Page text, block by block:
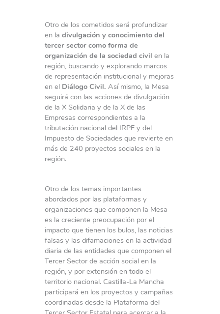
Otro de los cometidos será profundizar
en la divulgación y conocimiento del
tercer sector como forma de
organización de la sociedad civil en la
región, buscando y explorando marcos
de representación institucional y mejoras
en el Diálogo Civil. Así mismo, la Mesa
seguirá con las acciones de divulgación
de la X Solidaria y de la X de las
Empresas correspondientes a la
tributación nacional del IRPF y del
Impuesto de Sociedades que revierte en
más de 240 proyectos sociales en la
región.
Otro de los temas importantes
abordados por las plataformas y
organizaciones que componen la Mesa
es la creciente preocupación por el
impacto que tienen los bulos, las noticias
falsas y las difamaciones en la actividad
diaria de las entidades que componen el
Tercer Sector de acción social en la
región, y por extensión en todo el
territorio nacional. Castilla-La Mancha
participará en los proyectos y campañas
coordinadas desde la Plataforma del